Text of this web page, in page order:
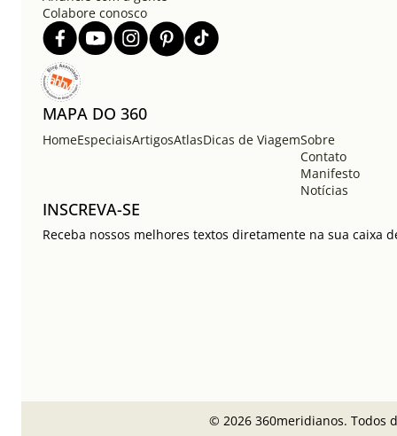
Colabore conosco
MAPA DO 360
HomeEspeciaisArtigosAtlasDicas de ViagemSobre
Contato
Manifesto
Notícias
INSCREVA-SE
Receba nossos melhores textos diretamente na sua caixa
© 2026 360meridianos. Todos